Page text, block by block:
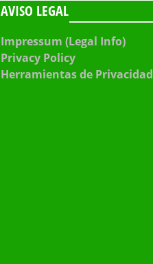
AVISO LEGAL
Impressum (Legal Info)
Privacy Policy
Herramientas de Privacidad